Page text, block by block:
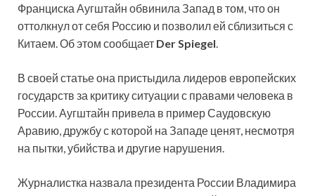
Франциска Аугштайн обвинила Запад в том, что он
оттолкнул от себя Россию и позволил ей сблизиться с
Китаем. Об этом сообщает Der Spiegel
В своей статье она пристыдила лидеров европейских
государств за критику ситуации с правами человека в
России. Аугштайн привела в пример Саудовскую
Аравию, дружбу с которой на Западе ценят, несмотря
на пытки, убийства и другие нарушения.
Журналистка назвала президента России Владимира